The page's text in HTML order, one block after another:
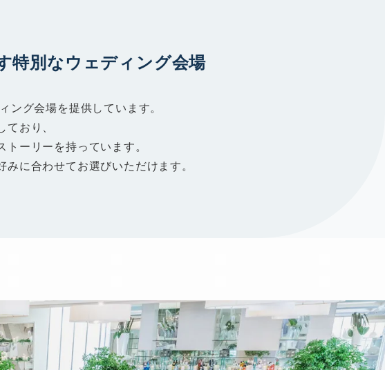
特別なウェディング会場
ング会場を提供しています。
ており、
ーリーを持っています。
に合わせてお選びいただけます。